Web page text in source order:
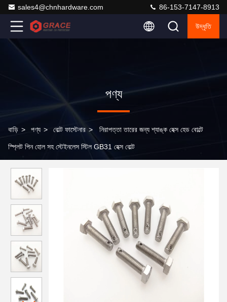
sales4@chnhardware.com 86-153-7147-8913
উদ্ধৃতি
পণ্য
বাড়ি > পণ্য > বোল্ট ফাস্টেনার > নিরাপত্তা তারের জন্য শ্যাঙ্ক হেক্স হেড বোল্টে
স্প্লিট পিন হোল সহ স্টেইনলেস স্টিল GB31 হেক্স বোল্ট